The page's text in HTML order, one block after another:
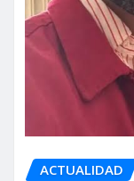
ACTUALIDAD